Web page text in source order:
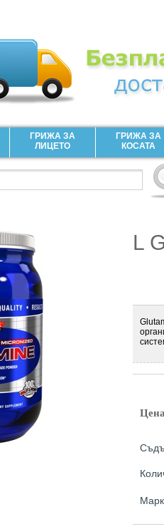
ГРИЖА ЗА
ЛИЦЕТО
ГРИЖА ЗА
КОСАТА
L